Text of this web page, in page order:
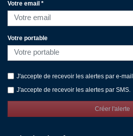
Votre email *
Votre portable
J'accepte de recevoir les alertes par e-mail.
J'accepte de recevoir les alertes par SMS.
Créer l'alerte